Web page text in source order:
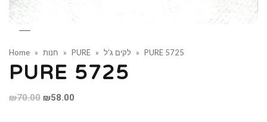
Home » חנות » PURE » לקים ג'ל » PURE 5725
PURE 5725
₪70.00 Original
₪58.00